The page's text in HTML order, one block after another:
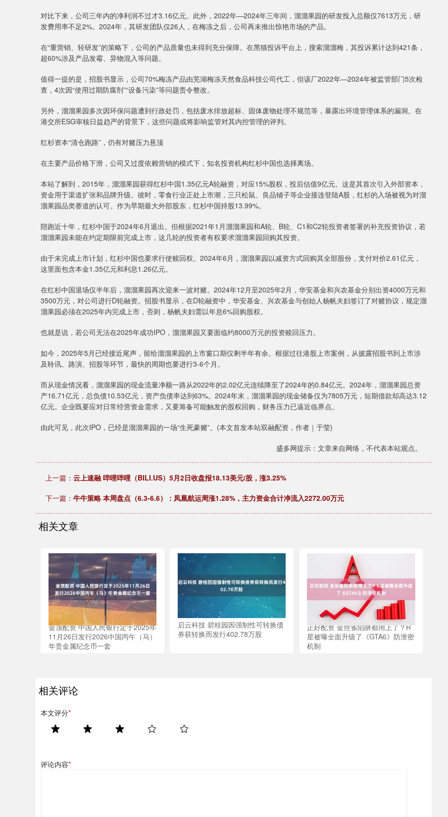
对比下来，公司三年内的净利润不过才3.16亿元。此外，2022年—2024年三年间，溜溜果园的研发投入总额仅7613万元，研
发费用率不足2%。2024年，其研发团队仅26人，在梅冻之后，公司再未推出惊艳市场的产品。
在“重营销、轻研发”的策略下，公司的产品质量也未得到充分保障。在黑猫投诉平台上，搜索溜溜梅，其投诉累计达到421条，
超60%涉及产品发霉、异物混入等问题。
值得一提的是，招股书显示，公司70%梅冻产品由芜湖梅冻天然食品科技公司代工，但该厂2022年—2024年被监管部门5次检
查，4次因“使用过期防腐剂”“设备污染”等问题责令整改。
另外，溜溜果园多次因环保问题遭到行政处罚，包括废水排放超标、固体废物处理不规范等，暴露出环境管理体系的漏洞。在
港交所ESG审核日益趋严的背景下，这些问题或将影响监管对其内控管理的评判。
红杉资本“清仓跑路”，仍有对赌压力悬顶
在主要产品价格下滑，公司又过度依赖营销的模式下，知名投资机构红杉中国也选择离场。
本站了解到，2015年，溜溜果园获得红杉中国1.35亿元A轮融资，对应15%股权，投后估值9亿元。这是其首次引入外部资本，
资金用于渠道扩张和品牌升级。彼时，零食行业正处上市潮，三只松鼠、良品铺子等企业接连登陆A股，红杉的入场被视为对溜
溜果园品类赛道的认可。作为早期最大外部股东，红杉中国持股13.99%。
陪跑近十年，红杉中国于2024年6月退出。但根据2021年1月溜溜果园和A轮、B轮、C1和C2轮投资者签署的补充投资协议，若
溜溜果园未能在约定期限前完成上市，这几轮的投资者有权要求溜溜果园回购其投资。
由于未完成上市计划，红杉中国也要求行使赎回权。2024年6月，溜溜果园以减资方式回购其全部股份，支付对价2.61亿元，
这里面包含本金1.35亿元和利息1.26亿元。
在红杉中国退场仅半年后，溜溜果园再次迎来一波对赌。2024年12月至2025年2月，华安基金和兴农基金分别出资4000万元和
3500万元，对公司进行D轮融资。招股书显示，在D轮融资中，华安基金、兴农基金与创始人杨帆夫妇签订了对赌协议，规定溜
溜果园必须在2025年内完成上市，否则，杨帆夫妇需以年息6%回购股权。
也就是说，若公司无法在2025年成功IPO，溜溜果园又要面临约8000万元的投资赎回压力。
如今，2025年5月已经接近尾声，留给溜溜果园的上市窗口期仅剩半年有余。根据过往港股上市案例，从披露招股书到上市涉
及聆讯、路演、招股等环节，最快的周期也要进行3-6个月。
而从现金情况看，溜溜果园的现金流量净额一路从2022年的2.02亿元连续降至了2024年的0.84亿元。2024年，溜溜果园总资
产16.71亿元，总负债10.53亿元，资产负债率达到63%。2024年末，溜溜果园的现金储备仅为7805万元，短期借款却高达3.12
亿元。企业既要应对日常经营资金需求，又要筹备可能触发的股权回购，财务压力已逼近临界点。
由此可见，此次IPO，已经是溜溜果园的一场“生死豪赌”。(本文首发本站双融配资，作者｜于莹)
盛多网提示：文章来自网络，不代表本站观点。
上一篇： 云上速融 哔哩哔哩（BILI.US）5月2日收盘报18.13美元/股，涨3.25%
下一篇： 牛牛策略 本周盘点（6.3-6.6）：凤凰航运周涨1.28%，主力资金合计净流入2272.00万元
相关文章
金顶配资 中国人民银行定于2025年
11月26日发行2026中国丙午（马）
年贵金属纪念币一套
启云科技 碧桂园因强制性可转换债
券获转换而发行402.78万股
正好配资 金丝雀陷阱都用上了？R
星被曝全面升级了《GTA6》防泄密
机制
相关评论
本文评分*
评论内容*